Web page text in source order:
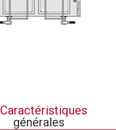
Caractéristiques
générales